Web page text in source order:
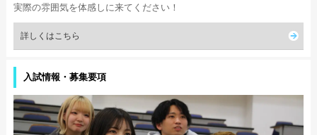
実際の雰囲気を体感しに来てください！
詳しくはこちら
入試情報・募集要項